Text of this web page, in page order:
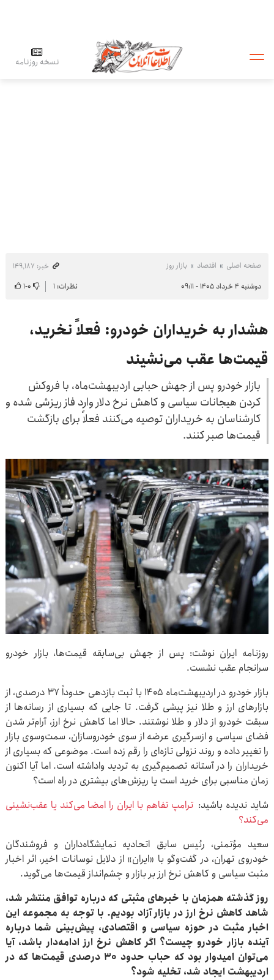
نسخه روزنامه
صفحه اصلی اقتصاد بازار روز
خبر: ۱۴۹٬۱۸۷
دوشنبه ۴ خرداد ۱۴۰۵ - ۰۹:۱۱
نظرات: ۱ ۰-۱
هشدار به خریداران خودرو: فعلاً نخرید،
قیمت‌ها عقب می‌نشیند
بازار خودرو پس از جهش حبابی اردیبهشت‌ماه، با فروکش
کردن هیجانات سیاسی و کاهش نرخ دلار وارد فاز ریزشی شده و
کارشناسان به خریداران توصیه می‌کنند فعلاً برای بازگشت
قیمت‌ها صبر کنند.
روزنامه ایران نوشت: پس از جهش بی‌سابقه قیمت‌ها، بازار خودرو
سرانجام عقب نشست.
بازار خودرو در اردیبهشت‌ماه ۱۴۰۵ با ثبت بازدهی حدوداً ۳۷ درصدی، از
بازارهای ارز و طلا نیز پیشی گرفت. تا جایی که بسیاری از رسانه‌ها از
سبقت خودرو از دلار و طلا نوشتند. حالا اما کاهش نرخ ارز، آرام‌تر شدن
فضای سیاسی و ازسرگیری عرضه از سوی خودروسازان، سمت‌وسوی بازار
را تغییر داده و روند نزولی تازه‌ای را رقم زده است. موضوعی که بسیاری از
خریداران را در آستانه تصمیم‌گیری به تردید واداشته است. اما آیا اکنون
زمان مناسبی برای خرید است یا ریزش‌های بیشتری در راه است؟
شاید ندیده باشید:ترامپ تفاهم با ایران را امضا می‌کند یا عقب‌نشینی
می‌کند؟
سعید مؤتمنی، رئیس سابق اتحادیه نمایشگاه‌داران و فروشندگان
خودروی تهران، در گفت‌وگو با «ایران» از دلایل نوسانات اخیر، اثر اخبار
مثبت سیاسی و کاهش نرخ ارز بر بازار و چشم‌انداز قیمت‌ها می‌گوید.
روز گذشته همزمان با خبرهای مثبتی که درباره توافق منتشر شد،
شاهد کاهش نرخ ارز در بازار آزاد بودیم. با توجه به مجموعه این
اخبار مثبت در حوزه سیاسی و اقتصادی، پیش‌بینی شما درباره
آینده بازار خودرو چیست؟ اگر کاهش نرخ ارز ادامه‌دار باشد، آیا
می‌توان امیدوار بود که حباب حدود ۳۰ درصدی قیمت‌ها که در
اردیبهشت ایجاد شد، تخلیه شود؟